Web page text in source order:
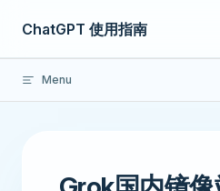
Skip to content
ChatGPT 使用指南
Menu